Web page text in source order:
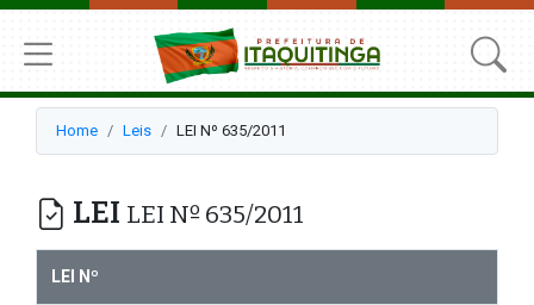
Home Leis LEI Nº 635/2011
LEI LEI Nº 635/2011
LEI Nº